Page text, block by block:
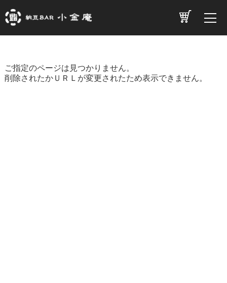
ご指定のページは見つかりません。
削除されたかＵＲＬが変更されたため表示できません。